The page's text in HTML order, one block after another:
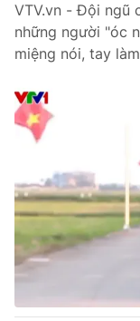
VTV.vn - Đội ngũ
những người "óc
miệng nói, tay